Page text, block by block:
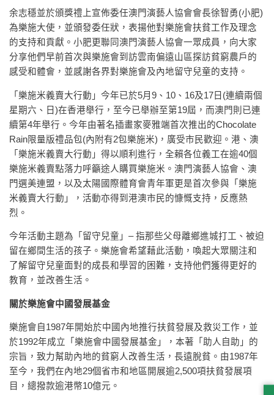
余志穩並於頒獎禮上宣佈委任澳門演藝人協會會長徐智勇(小肥)
為樂施大使，並頒發委任狀，表揚他對樂施會扶貧工作及理念
的支持和貢獻。小肥更聯同澳門演藝人協會一眾成員，向大家
分享他們早前首次與樂施會到訪雲南偏遠山區探訪貧窮農戶的
感受和體會，並感謝各界對樂施會及內地留守兒童的支持。
「樂施米義賣大行動」今年已於5月9、10、16及17日(連續兩個
星期六、日)在香港舉行，至今已舉辦至第19屆，而澳門則已連
續第4年舉行。今年由著名插畫家麥雅端首次推出的Chocolate
Rain限量版禮品包(內附有2包樂施米)，廣受市民歡迎。港、澳
「樂施米義賣大行動」得以順利進行，全賴各位義工在逾40個
樂施米義賣點落力呼籲途人購買樂施米。澳門演藝人協會、澳
門選美連盟，以及太陽國際體育會青年軍更是首次參與「樂施
米義賣大行動」，活動亦得到港澳市民的慷慨支持，反應熱
烈。
今年活動主題為「留守兒童」– 指那些父母離鄉進城打工、被迫
留在鄉間生活的孩子。樂施會希望藉此活動，喚起大眾關注和
了解留守兒童面對的成長和學習的困難，支持他們獲得更好的
教育，並改善生活。
關於樂施會中國發展基金
樂施會自1987年開始於中國內地推行扶貧發展及救災工作，並
於1992年成立「樂施會中國發展基金」，本著「助人自助」的
宗旨，致力幫助內地的貧窮人改善生活，長遠脫貧。由1987年
至今，我們在內地29個省市和地區開展逾2,500項扶貧發展項
目，總撥款逾港幣10億元。